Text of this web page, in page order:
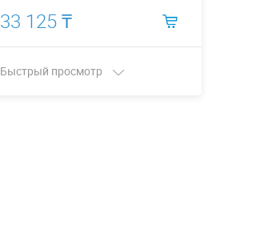
33 125 ₸
Быстрый просмотр